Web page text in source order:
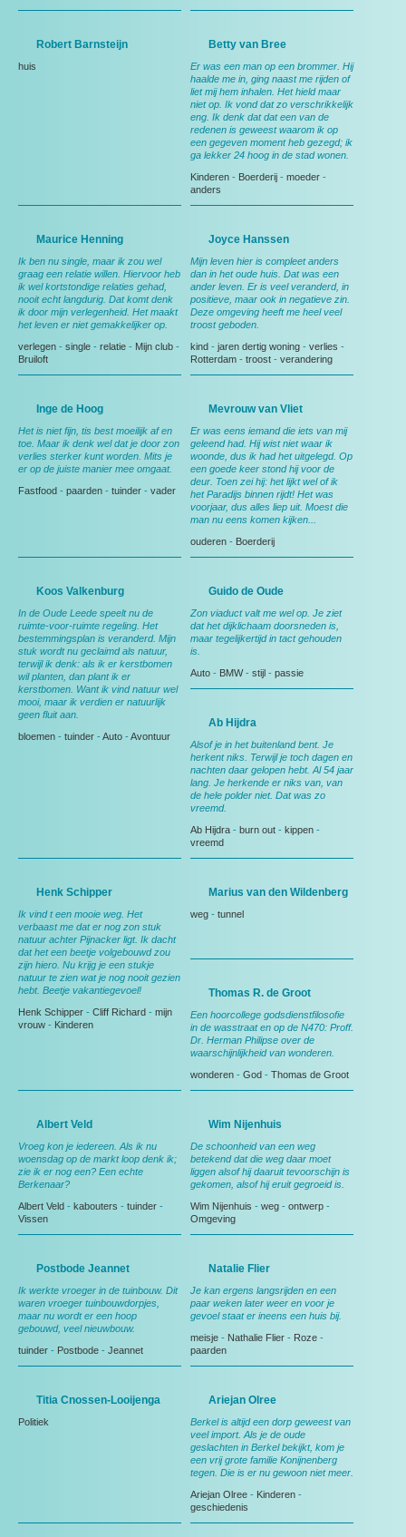
Robert Barnsteijn
huis
Betty van Bree
Er was een man op een brommer. Hij
haalde me in, ging naast me rijden of
liet mij hem inhalen. Het hield maar
niet op. Ik vond dat zo verschrikkelijk
eng. Ik denk dat dat een van de
redenen is geweest waarom ik op
een gegeven moment heb gezegd; ik
ga lekker 24 hoog in de stad wonen.
Kinderen - Boerderij - moeder -
anders
Maurice Henning
Ik ben nu single, maar ik zou wel
graag een relatie willen. Hiervoor heb
ik wel kortstondige relaties gehad,
nooit echt langdurig. Dat komt denk
ik door mijn verlegenheid. Het maakt
het leven er niet gemakkelijker op.
verlegen - single - relatie - Mijn club -
Bruiloft
Joyce Hanssen
Mijn leven hier is compleet anders
dan in het oude huis. Dat was een
ander leven. Er is veel veranderd, in
positieve, maar ook in negatieve zin.
Deze omgeving heeft me heel veel
troost geboden.
kind - jaren dertig woning - verlies -
Rotterdam - troost - verandering
Inge de Hoog
Het is niet fijn, tis best moeilijk af en
toe. Maar ik denk wel dat je door zon
verlies sterker kunt worden. Mits je
er op de juiste manier mee omgaat.
Fastfood - paarden - tuinder - vader
Mevrouw van Vliet
Er was eens iemand die iets van mij
geleend had. Hij wist niet waar ik
woonde, dus ik had het uitgelegd. Op
een goede keer stond hij voor de
deur. Toen zei hij: het lijkt wel of ik
het Paradijs binnen rijdt! Het was
voorjaar, dus alles liep uit. Moest die
man nu eens komen kijken...
ouderen - Boerderij
Koos Valkenburg
In de Oude Leede speelt nu de
ruimte-voor-ruimte regeling. Het
bestemmingsplan is veranderd. Mijn
stuk wordt nu geclaimd als natuur,
terwijl ik denk: als ik er kerstbomen
wil planten, dan plant ik er
kerstbomen. Want ik vind natuur wel
mooi, maar ik verdien er natuurlijk
geen fluit aan.
bloemen - tuinder -Auto -Avontuur
Guido de Oude
Zon viaduct valt me wel op. Je ziet
dat het dijklichaam doorsneden is,
maar tegelijkertijd in tact gehouden
is.
Auto - BMW- stijl - passie
Ab Hijdra
Alsof je in het buitenland bent. Je
herkent niks. Terwijl je toch dagen en
nachten daar gelopen hebt. Al 54 jaar
lang. Je herkende er niks van, van
de hele polder niet. Dat was zo
vreemd.
Ab Hijdra - burn out - kippen -
vreemd
Henk Schipper
Ik vind t een mooie weg. Het
verbaast me dat er nog zon stuk
natuur achter Pijnacker ligt. Ik dacht
dat het een beetje volgebouwd zou
zijn hiero. Nu krijg je een stukje
natuur te zien wat je nog nooit gezien
hebt. Beetje vakantiegevoel!
Henk Schipper - Cliff Richard - mijn
vrouw - Kinderen
Marius van den Wildenberg
weg - tunnel
Thomas R. de Groot
Een hoorcollege godsdienstfilosofie
in de wasstraat en op de N470: Proff.
Dr. Herman Philipse over de
waarschijnlijkheid van wonderen.
wonderen - God - Thomas de Groot
Albert Veld
Vroeg kon je iedereen. Als ik nu
woensdag op de markt loop denk ik;
zie ik er nog een? Een echte
Berkenaar?
Albert Veld - kabouters - tuinder -
Vissen
Wim Nijenhuis
De schoonheid van een weg
betekend dat die weg daar moet
liggen alsof hij daaruit tevoorschijn is
gekomen, alsof hij eruit gegroeid is.
Wim Nijenhuis - weg - ontwerp -
Omgeving
Postbode Jeannet
Ik werkte vroeger in de tuinbouw. Dit
waren vroeger tuinbouwdorpjes,
maar nu wordt er een hoop
gebouwd, veel nieuwbouw.
tuinder - Postbode - Jeannet
Natalie Flier
Je kan ergens langsrijden en een
paar weken later weer en voor je
gevoel staat er ineens een huis bij.
meisje - Nathalie Flier - Roze -
paarden
Titia Cnossen-Looijenga
Politiek
Ariejan Olree
Berkel is altijd een dorp geweest van
veel import. Als je de oude
geslachten in Berkel bekijkt, kom je
een vrij grote familie Konijnenberg
tegen. Die is er nu gewoon niet meer.
Ariejan Olree - Kinderen -
geschiedenis